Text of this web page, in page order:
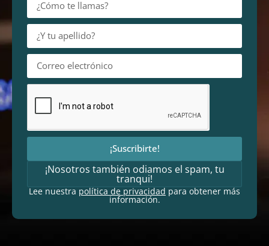
¡Suscribirte!
¡Nosotros también odiamos el spam, tu
tranqui!
Lee nuestrapolítica de privacidadpara obtener más
información.